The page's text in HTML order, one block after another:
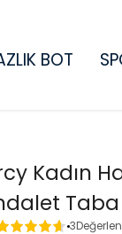
BOT
Kadın
Taba
3